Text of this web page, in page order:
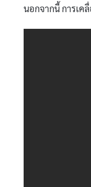
นอกจากนี้ การเค